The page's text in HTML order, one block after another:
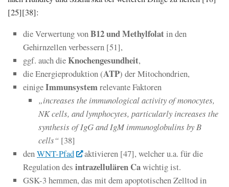
[25][38]:
die Verwertung vonB12 und Methylfolatin den
Gehirnzellen verbessern [51],
ggf. auch dieKnochengesundheit,
die Energieproduktion (ATP) der Mitochondrien,
einigeImmunsystemrelevante Faktoren
„increases the immunological activity of monocytes,
NK cells, and lymphocytes, particularly increases the
synthesis of IgG and IgM immunoglobulins by B
cells“ [38]
denWNT-Pfad
aktivieren [47], welcher u.a. für die
Regulation des intrazellulären Cawichtig ist.
GSK-3 hemmen, das mit dem apoptotischen Zelltod in